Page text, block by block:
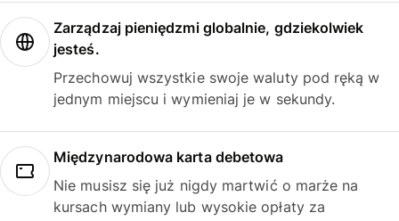
Zarządzaj pieniędzmi globalnie, gdziekolwiek
jesteś.
Przechowuj wszystkie swoje waluty pod ręką w
jednym miejscu i wymieniaj je w sekundy.
Międzynarodowa karta debetowa
Nie musisz się już nigdy martwić o marże na
kursach wymiany lub wysokie opłaty za